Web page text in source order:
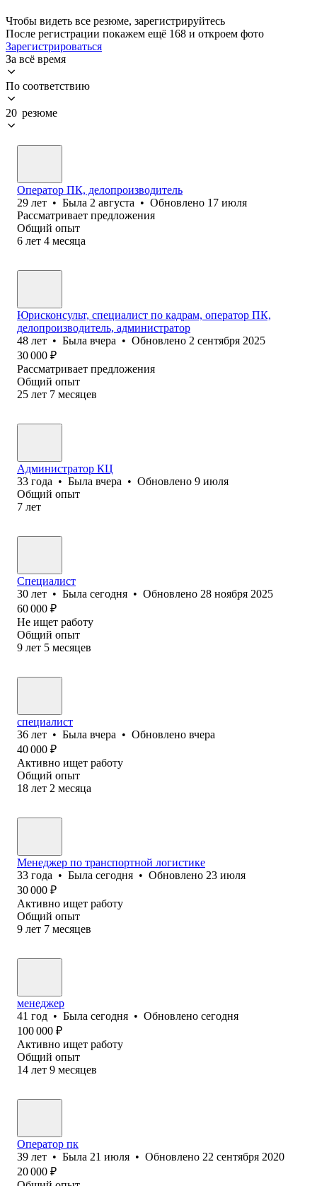
Чтобы видеть все резюме, зарегистрируйтесь
После регистрации покажем ещё 168 и откроем фото
Зарегистрироваться
За всё время
По соответствию
20 резюме
Оператор ПК, делопроизводитель
29 лет • Была 2 августа • Обновлено 17 июля
Рассматривает предложения
Общий опыт
6 лет 4 месяца
Юрисконсульт, специалист по кадрам, оператор ПК,
делопроизводитель, администратор
48 лет • Была вчера • Обновлено 2 сентября 2025
30 000 ₽
Рассматривает предложения
Общий опыт
25 лет 7 месяцев
Администратор КЦ
33 года • Была вчера • Обновлено 9 июля
Общий опыт
7 лет
Специалист
30 лет • Была сегодня • Обновлено 28 ноября 2025
60 000 ₽
Не ищет работу
Общий опыт
9 лет 5 месяцев
специалист
36 лет • Была вчера • Обновлено вчера
40 000 ₽
Активно ищет работу
Общий опыт
18 лет 2 месяца
Менеджер по транспортной логистике
33 года • Была сегодня • Обновлено 23 июля
30 000 ₽
Активно ищет работу
Общий опыт
9 лет 7 месяцев
менеджер
41 год • Была сегодня • Обновлено сегодня
100 000 ₽
Активно ищет работу
Общий опыт
14 лет 9 месяцев
Оператор пк
39 лет • Была 21 июля • Обновлено 22 сентября 2020
20 000 ₽